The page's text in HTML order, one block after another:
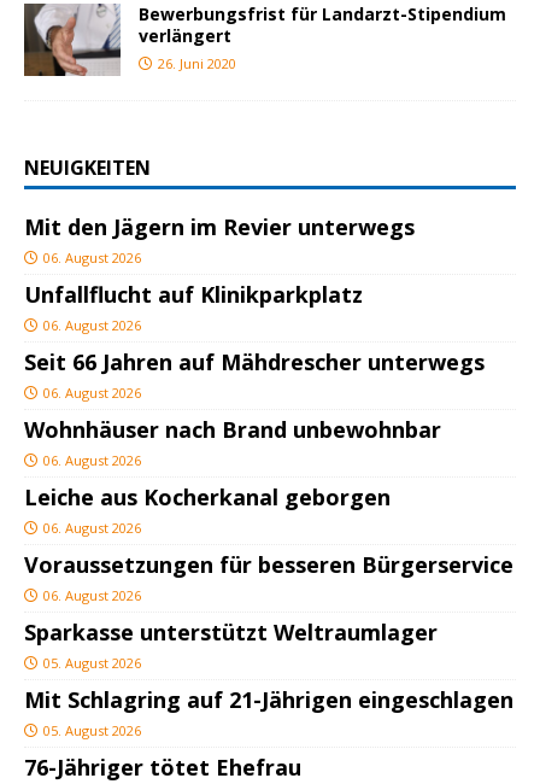
Bewerbungsfrist für Landarzt-Stipendium
verlängert
26. Juni 2020
NEUIGKEITEN
Mit den Jägern im Revier unterwegs
06. August 2026
Unfallflucht auf Klinikparkplatz
06. August 2026
Seit 66 Jahren auf Mähdrescher unterwegs
06. August 2026
Wohnhäuser nach Brand unbewohnbar
06. August 2026
Leiche aus Kocherkanal geborgen
06. August 2026
Voraussetzungen für besseren Bürgerservice
06. August 2026
Sparkasse unterstützt Weltraumlager
05. August 2026
Mit Schlagring auf 21-Jährigen eingeschlagen
05. August 2026
76-Jähriger tötet Ehefrau